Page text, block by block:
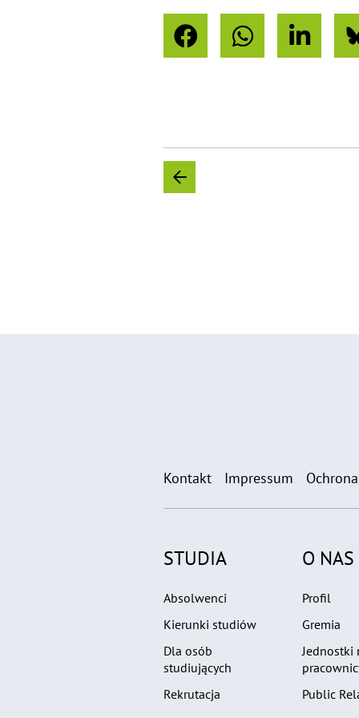
Kontakt Impressum
STUDIA
Absolwenci
Kierunki studiów
Dla osób
studiujących
Rekrutacja
O NAS
Profil
Gremia
Jednostki
Public